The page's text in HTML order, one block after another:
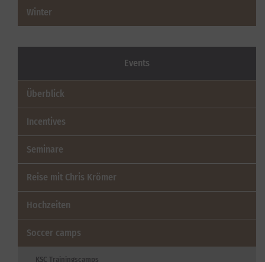
Winter
Events
Überblick
Incentives
Seminare
Reise mit Chris Krömer
Hochzeiten
Soccer camps
KSC Trainingscamps